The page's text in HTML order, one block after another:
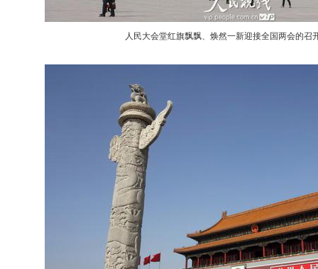
人民大会堂红旗飘飘、焕然一新迎接全国两会的召